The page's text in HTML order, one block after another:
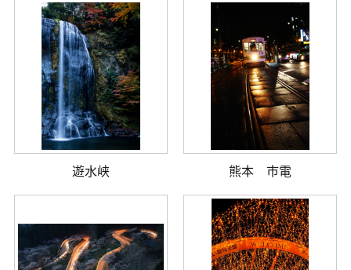
遊水峡 熊本 市電